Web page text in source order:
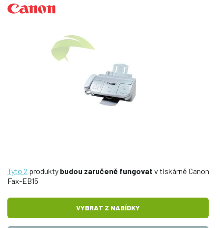
Tyto 2 produkty budou zaručeně fungovat v tiskárně Canon
Fax-EB15
VYBRAT Z NABÍDKY